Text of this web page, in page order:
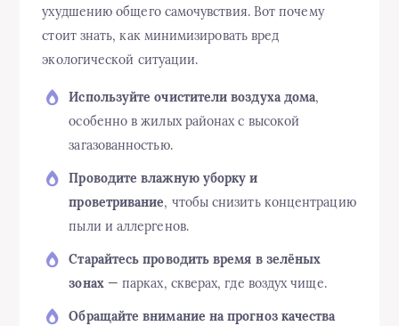
ухудшению общего самочувствия. Вот почему
стоит знать, как минимизировать вред
экологической ситуации.
Используйте очистители воздуха дома,
особенно в жилых районах с высокой
загазованностью.
Проводите влажную уборку и
проветривание, чтобы снизить концентрацию
пыли и аллергенов.
Старайтесь проводить время в зелёных
зонах— парках, скверах, где воздух чище.
Обращайте внимание на прогноз качества